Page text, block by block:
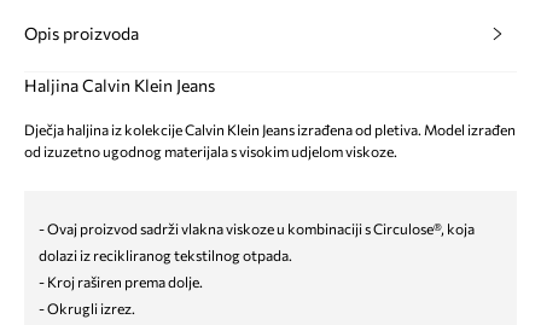
Opis proizvoda
Haljina Calvin Klein Jeans
Dječja haljina iz kolekcije Calvin Klein Jeans izrađena od pletiva. Model izrađen
od izuzetno ugodnog materijala s visokim udjelom viskoze.
- Ovaj proizvod sadrži vlakna viskoze u kombinaciji s Circulose®, koja
dolazi iz recikliranog tekstilnog otpada.
- Kroj raširen prema dolje.
- Okrugli izrez.